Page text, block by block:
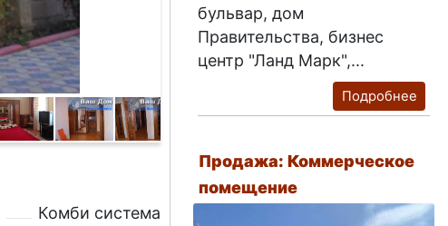
Комби система
бульвар, дом
Правительства, бизнес
центр "Ланд Марк",...
Подробнее
Продажа: Коммерческое
помещение